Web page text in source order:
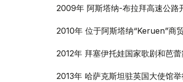
2009年 阿斯塔纳-布拉拜高速公路
2010年 位于阿斯塔纳“Keruen”商
2012年 拜塞伊托娃国家歌剧和芭
2013年 哈萨克斯坦驻英国大使馆举